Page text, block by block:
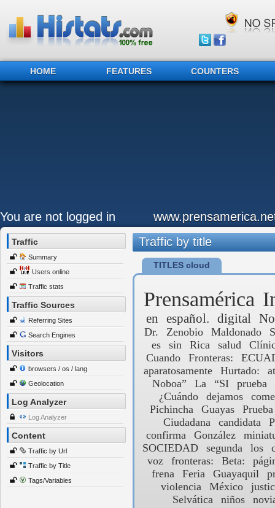
HOME FEATURES COUNTERS
You are not logged in
Traffic
Summary
Users online
Traffic stats
Traffic Sources
Referring Sites
Search Engines
Visitors
browsers / os / lang
Geolocation
Log Analyzer
Log Analyzer
Content
Traffic by Url
Traffic by Title
Tags/Variables
Traffic by title
TITLES cloud
Prensamérica
en español. digital
Dr. Zenobio Maldonado
es
sin Rica salud
Cuando
Fronteras:
aparatosamente
Hurtado:
Noboa”
La “SI prueba
¿Cuándo
dejamos
Pichincha
Guayas
Prueba
Ciudadana
candidata
confirma
González
SOCIEDAD
segunda los
voz
fronteras: Beta:
frena
Feria Guayaquil
violencia
México
Selvática
niños